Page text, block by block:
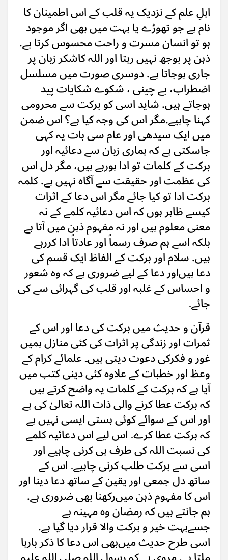
اہلِ علم کے نزدیک یہ قلب کے اس اطمینان کا
نام ہے جو تھوڑے یا بہت میں بھی اگر موجود
ہو تو انسان مسرت و راحت محسوس کرتا ہے.
ذہن پر بوجھ نہیں رہتا اور اللہ کاشکر زبان پر
جاری ہوجاتا ہے. دوسری صورت میں مسلسل
اضطراب، بے چینی ، شکوے شکایات پید
ہوجاتے ہیں. شاید اسی کو برکت سے محرومی
کہنا چاہیے.مگر اس کی وجہ کیا ہے؟ اس ضمن
میں ایک سیدھی اور عام سی بات یہ کہی
جاسکتی ہے کہ ہماری زبان سے دعائیہ اور
برکت کے کلمات تو ادا ہورہے ہیں، مگر دل اس
کی عظمت اور حقیقت سے آگاہ نہیں ہے. کلمہ
برکت ادا تو کیا جائے مگر اس دعا کے اثرات
کیسے ظاہر ہوں کہ اس دعائیہ کلمے کے نہ
معنی معلوم ہیں اور نہ مفہوم ذہن میں آتا ہے
بلکہ اسے ہم صرف رسماً اور عادتاً ادا کررہے
ہیں. سلام اور برکت کے الفاظ ایک قسم کی
دعا ہیں‌اور دعا کے لیے ضروری ہے کہ وہ شعور
و احساس کے غلبہ اور قلب کی گہرائی سے کی
جائے۔
قرآن و حدیث میں برکت کی دعا اور اس کے
ثمرات اور زندگی پر اثرات کی کئی منازل ہمیں
غور و فکرکی دعوت دیتی ہیں۔ علمائے کرام کے
وعظ اور خطبات کے علاوہ کئی دینی کتب میں
آیا ہے کہ برکت کے کلمات یہ واضح کرتے ہیں
کہ برکت عطا کرنے والی ذات اللہ تعالیٰ کی ہے
اور اس کے سوائے کوئی ہستی ایسی نہیں ہے
کہ برکت عطا کرے۔ اس لیے اس دعائیہ کلمے
کی نسبت اللہ کی طرف ہی کرنی چاہیے اور
اسی سے برکت طلب کرنی چاہیے۔ اس کے
ساتھ دل جمعی اور یقین کے ساتھ دعا دینا اور
اس کا مفہوم ذہن میں‌رکھنا بھی ضروری ہے.
ہم جانتے ہیں کہ رمضان وہ مہینہ ہے
جسےبہت خیر و برکت والا قرار دیا گیا ہے.
اسی طرح حدیث میں‌بھی اس دعا کا ذکر بارہا